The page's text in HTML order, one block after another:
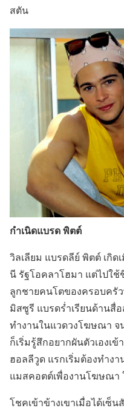
สตัน
กำเนิดแบรด พิตต์
วิลเลียม แบรดลีย์ พิตต์ เกิด
นี รัฐโอคลาโฮมา แต่ไปใช้
ลูกชายคนโตของครอบครั
มิสซูรี แบรดร่ำเรียนด้านสื่
ทำงานในแวดวงโฆษณา จ
ก็เริ่มรู้สึกอยากผันตัวเองเข้
ฮอลลีวูด แรกเริ่มต้องทำง
แมสคอตต์เพื่องานโฆษณา
โชคเข้าข้างเขาเมื่อได้เซ็